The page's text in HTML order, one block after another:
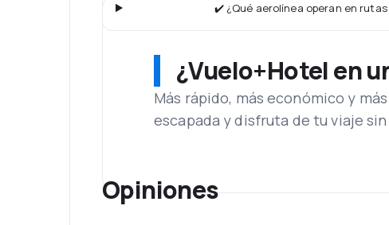
✔️ ¿Qué aerolínea operan en rutas
¿Vuelo+Hotel en
Más rápido, más económico y
escapada y disfruta de tu viaje
Opiniones